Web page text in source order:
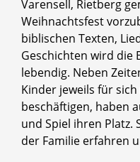
Varensell, Rietberg
Weihnachtsfest
biblischen Texten,
Geschichten wird die
lebendig. Neben
Kinder jeweils für
beschäftigen, haben
und Spiel ihren Platz.
der Familie erfahren